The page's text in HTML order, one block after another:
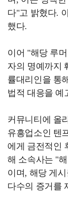
다"고 밝혔다.
했다.
이어 "해당 루
자의 명예까지
률대리인을 통
법적 대응을 예
커뮤니티에 올
유흥업소인 텐
에게 금전적인
해 소속사는 "
이며, 해당 게
다수의 증거를